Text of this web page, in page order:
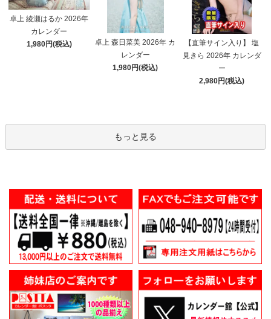
卓上 綾瀬はるか 2026年
カレンダー
1,980円(税込)
卓上 森日菜美 2026年 カ
レンダー
1,980円(税込)
【直筆サイン入り】 塩
見きら 2026年 カレンダ
ー
2,980円(税込)
もっと見る